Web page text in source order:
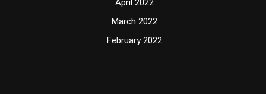
April 2022
March 2022
February 2022